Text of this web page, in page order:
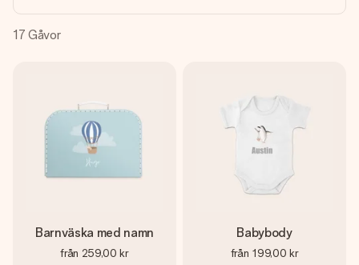
17 Gåvor
Barnväska med namn
från 259,00 kr
Babybody
från 199,00 kr